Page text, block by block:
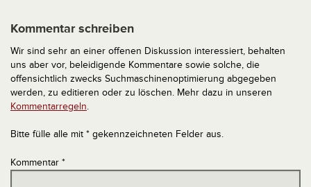
Kommentar schreiben
Wir sind sehr an einer offenen Diskussion interessiert, behalten
uns aber vor, beleidigende Kommentare sowie solche, die
offensichtlich zwecks Suchmaschinenoptimierung abgegeben
werden, zu editieren oder zu löschen. Mehr dazu in unseren
Kommentarregeln.
Bitte fülle alle mit * gekennzeichneten Felder aus.
Kommentar *